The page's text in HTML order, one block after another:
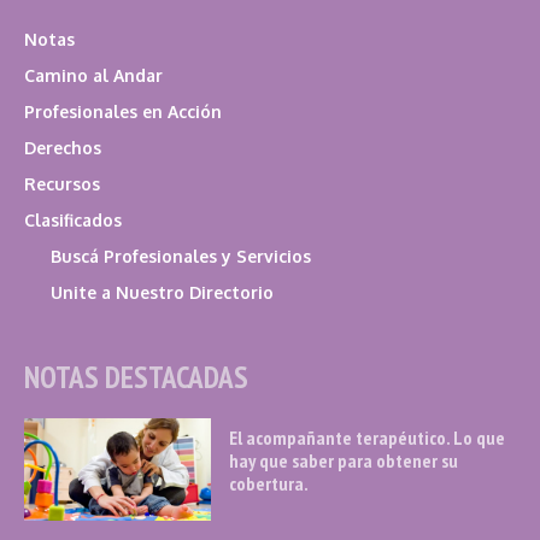
Notas
Camino al Andar
Profesionales en Acción
Derechos
Recursos
Clasificados
Buscá Profesionales y Servicios
Unite a Nuestro Directorio
NOTAS DESTACADAS
El acompañante terapéutico. Lo que
hay que saber para obtener su
cobertura.